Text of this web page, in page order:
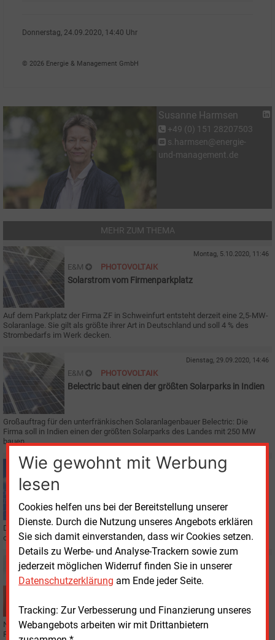
Wie gewohnt mit Werbung
lesen
Cookies helfen uns bei der Bereitstellung unserer
Dienste. Durch die Nutzung unseres Angebots erklären
Sie sich damit einverstanden, dass wir Cookies setzen.
Details zu Werbe- und Analyse-Trackern sowie zum
jederzeit möglichen Widerruf finden Sie in unserer
Datenschutzerklärung am Ende jeder Seite.
Tracking: Zur Verbesserung und Finanzierung unseres
Webangebots arbeiten wir mit Drittanbietern
Donnerstag, 24.09.2020, 14:40 Uhr
© 2026 Energie & Management GmbH
Susanne Harmsen
+49 (0) 151 28207503
s.harmsen@energie-
und-management.de
MEHR ZUM THEMA
Montag, 5.10.2020, 11:46
E&M PHOTOVOLTAIK
Solarstrom vom Firmenparkplatz
Auf dem Parkplatz der Firma ZF in Schweinfurt entsteht derzeit eine 2,5-MW-
Solaranlage. Sie gilt als größte ihrer Art in Deutschland und soll 4 % des
Strombedarfs im Werk decken.
Dienstag, 29.09.2020, 14:46
E&M PHOTOVOLTAIK
Belectric baut einen der größten Solarparks in Indien
Großauftrag für den unterfränkischen Solaranlagenbauer Belectric: Die
Firma soll in Indien einen der größten Solarparks des Landes mit 250 MW
bauen.
Montag, 21.09.2020, 15:54
Der kommunale Energieversorger aus Nürnberg nimmt erstmals eine Anlage
ohne gesetzlich festgelegte Einspeisevergütung in sein Portfolio auf.
Donnerstag, 17.09.2020, 10:42
E&M
Gigafactory für Photovoltaik geplant
Nicht nur in Deutschland scheint die Photovoltaik-Produktion vor einer
Renaissance zu stehen: Polen plant den Aufbau einer Gigafactory für